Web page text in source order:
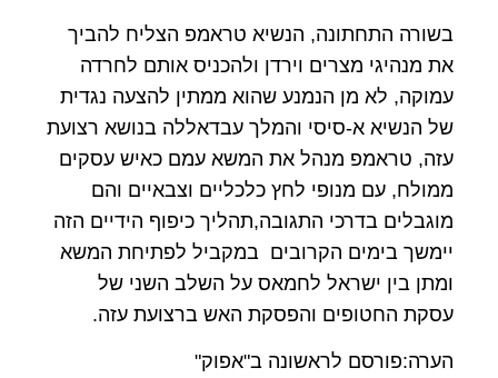
בשורה התחתונה, הנשיא טראמפ הצליח להביך
את מנהיגי מצרים וירדן ולהכניס אותם לחרדה
עמוקה, לא מן הנמנע שהוא ממתין להצעה נגדית
של הנשיא א-סיסי והמלך עבדאללה בנושא רצועת
עזה, טראמפ מנהל את המשא עמם כאיש עסקים
ממולח, עם מנופי לחץ כלכליים וצבאיים והם
מוגבלים בדרכי התגובה,תהליך כיפוף הידיים הזה
יימשך בימים הקרובים במקביל לפתיחת המשא
ומתן בין ישראל לחמאס על השלב השני של
עסקת החטופים והפסקת האש ברצועת עזה.
הערה:פורסם לראשונה ב"אפוק"